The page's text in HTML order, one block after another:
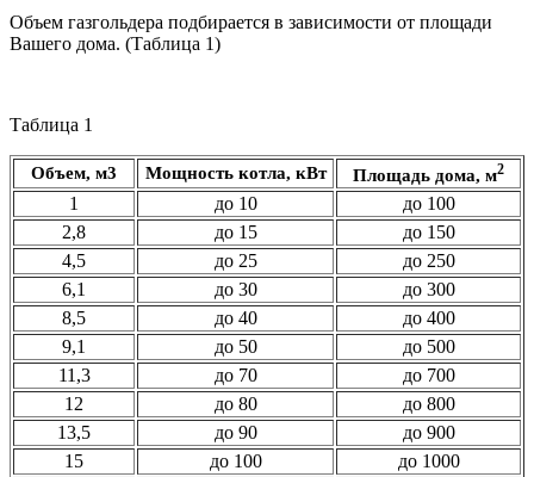
Объем газгольдера подбирается в зависимости от площади
Вашего дома. (Таблица 1)
Таблица 1
Объем, м3 Мощность котла, кВт Площадь дома, м2
1 до 10
до 100
2,8
до 15
до 150
4,5
до 25
до 250
6,1
до 30
до 300
8,5
до 40
до 400
9,1
до 50
до 500
11,3
до 70
до 700
12
до 80
до 800
13,5
до 90
до 900
15
до 100
до 1000